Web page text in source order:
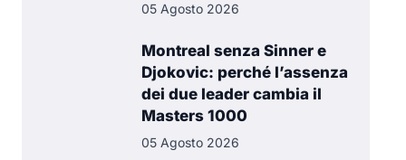
05 Agosto 2026
Montreal senza Sinner e
Djokovic: perché l’assenza
dei due leader cambia il
Masters 1000
05 Agosto 2026